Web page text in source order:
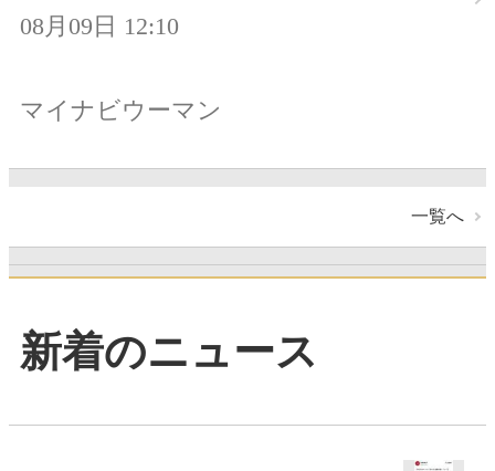
08月09日 12:10
マイナビウーマン
一覧へ
新着のニュース